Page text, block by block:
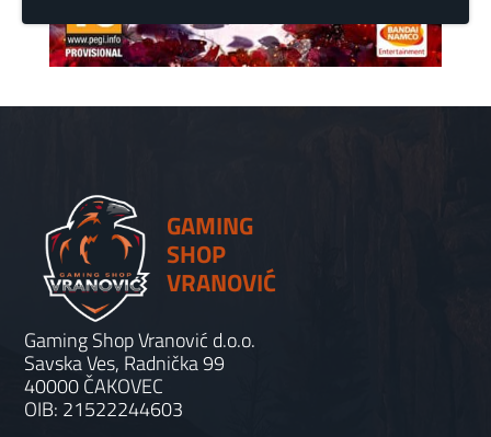
GAMING
SHOP
VRANOVIĆ
Gaming Shop Vranović d.o.o.
Savska Ves, Radnička 99
40000 ČAKOVEC
OIB: 21522244603